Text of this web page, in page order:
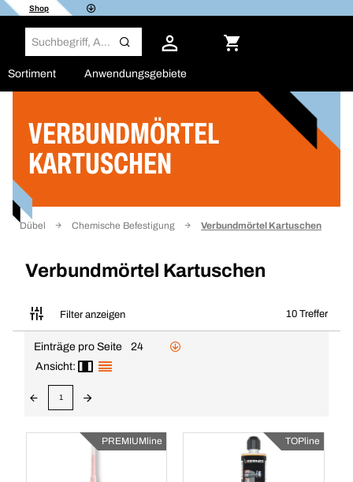
Shop
Sortiment Anwendungsgebiete
VERBUNDMÖRTEL
KARTUSCHEN
Dübel Chemische Befestigung Verbundmörtel Kartuschen
Verbundmörtel Kartuschen
Filter anzeigen 10 Treffer
Filter
Einträge pro Seite
24
Ansicht:
1
PREMIUMline TOPline